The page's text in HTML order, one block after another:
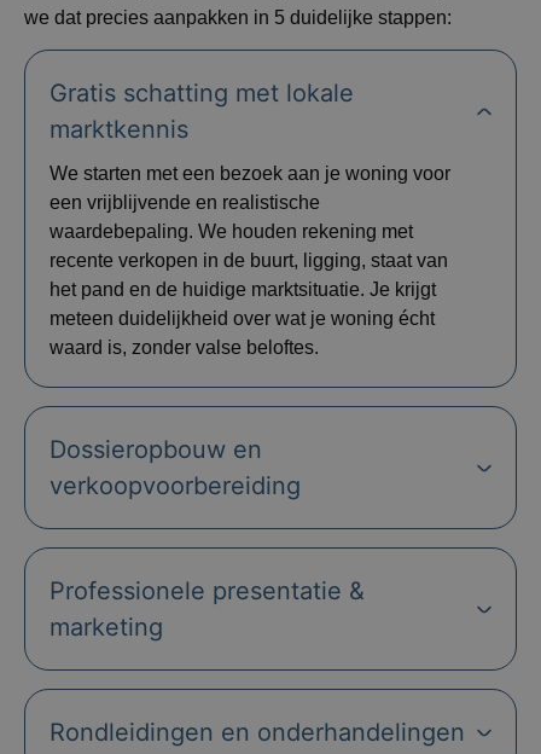
we dat precies aanpakken in 5 duidelijke stappen:
Gratis schatting met lokale
marktkennis
We starten met een bezoek aan je woning voor
een vrijblijvende en realistische
waardebepaling. We houden rekening met
recente verkopen in de buurt, ligging, staat van
het pand en de huidige marktsituatie. Je krijgt
meteen duidelijkheid over wat je woning écht
waard is, zonder valse beloftes.
Dossieropbouw en
verkoopvoorbereiding
Professionele presentatie &
marketing
Rondleidingen en onderhandelingen